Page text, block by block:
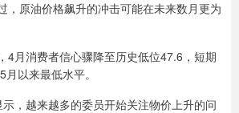
，原油价格飙升的冲击可能在未来数月更为
4月消费者信心骤降至历史低位47.6，短期
以来最低水平。
，越来越多的委员开始关注物价上升的问